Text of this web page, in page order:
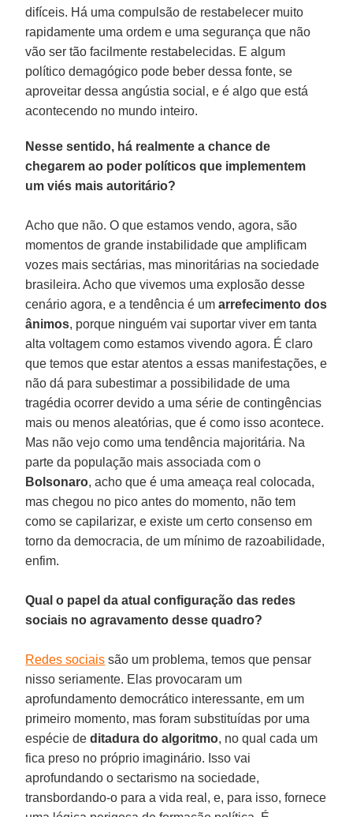
difíceis. Há uma compulsão de restabelecer muito
rapidamente uma ordem e uma segurança que não
vão ser tão facilmente restabelecidas. E algum
político demagógico pode beber dessa fonte, se
aproveitar dessa angústia social, e é algo que está
acontecendo no mundo inteiro.
Nesse sentido, há realmente a chance de
chegarem ao poder políticos que implementem
um viés mais autoritário?
Acho que não. O que estamos vendo, agora, são
momentos de grande instabilidade que amplificam
vozes mais sectárias, mas minoritárias na sociedade
brasileira. Acho que vivemos uma explosão desse
cenário agora, e a tendência é umarrefecimento dos
ânimos, porque ninguém vai suportar viver em tanta
alta voltagem como estamos vivendo agora. É claro
que temos que estar atentos a essas manifestações, e
não dá para subestimar a possibilidade de uma
tragédia ocorrer devido a uma série de contingências
mais ou menos aleatórias, que é como isso acontece.
Mas não vejo como uma tendência majoritária. Na
parte da população mais associada com o
Bolsonaro, acho que é uma ameaça real colocada,
mas chegou no pico antes do momento, não tem
como se capilarizar, e existe um certo consenso em
torno da democracia, de um mínimo de razoabilidade,
enfim.
Qual o papel da atual configuração das redes
sociais no agravamento desse quadro?
Redes sociais são um problema, temos que pensar
nisso seriamente. Elas provocaram um
aprofundamento democrático interessante, em um
primeiro momento, mas foram substituídas por uma
espécie deditadura do algoritmo, no qual cada um
fica preso no próprio imaginário. Isso vai
aprofundando o sectarismo na sociedade,
transbordando-o para a vida real, e, para isso, fornece